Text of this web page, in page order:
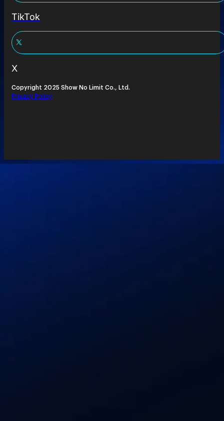
TikTok
X
Copyright 2025 Show No Limit Co., Ltd.
Privacy Policy